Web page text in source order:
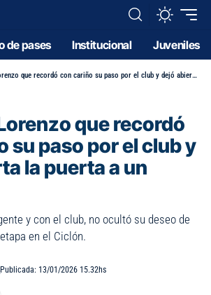
de pases Institucional Juveniles
que recordó con cariño su paso por el club y dejó abierta la puerta a un regreso
que recordó
su paso por el club y
la puerta a un
y con el club, no ocultó su deseo de
en el Ciclón.
Publicada: 13/01/2026 15.32hs